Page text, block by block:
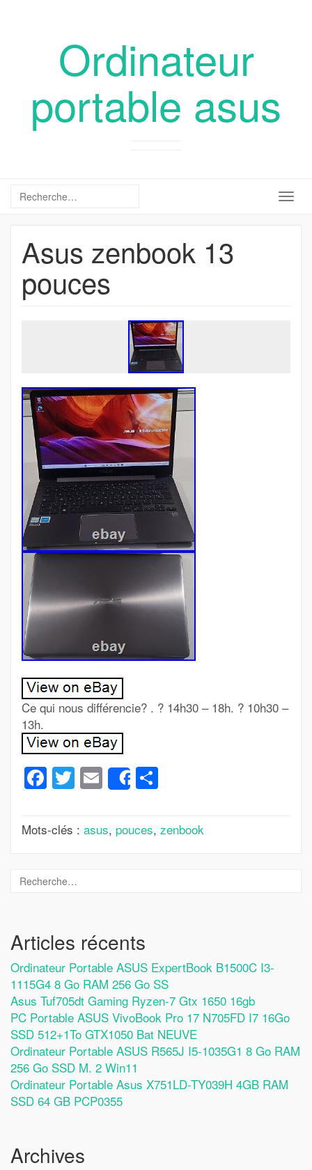
Ordinateur
portable asus
Asus zenbook 13
pouces
Ce qui nous différencie? . ? 14h30 – 18h. ? 10h30 –
13h.
Facebook
Twitter
Email
Share
Mots-clés : asus, pouces, zenbook
Articles récents
Ordinateur Portable ASUS ExpertBook B1500C I3-
1115G4 8 Go RAM 256 Go SS
Asus Tuf705dt Gaming Ryzen-7 Gtx 1650 16gb
PC Portable ASUS VivoBook Pro 17 N705FD I7 16Go
SSD 512+1To GTX1050 Bat NEUVE
Ordinateur Portable ASUS R565J I5-1035G1 8 Go RAM
256 Go SSD M. 2 Win11
Ordinateur Portable Asus X751LD-TY039H 4GB RAM
SSD 64 GB PCP0355
Archives